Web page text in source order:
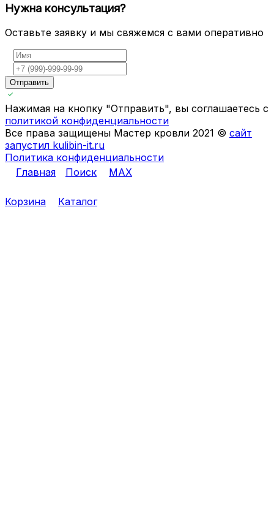
Нужна консультация?
Оставьте заявку и мы свяжемся с вами оперативно
Отправить
Нажимая на кнопку "Отправить", вы соглашаетесь с
политикой конфиденциальности
Все права защищены Мастер кровли 2021 © сайт
запустил kulibin-it.ru
Политика конфиденциальности
Главная
Поиск MAX
Корзина Каталог